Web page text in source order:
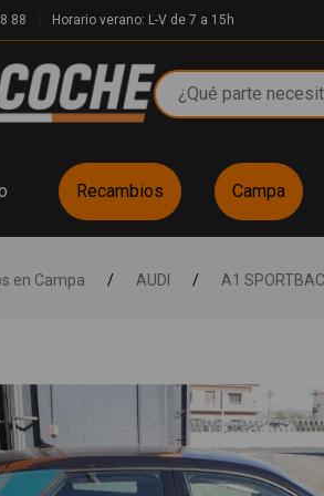
88 Horario verano: L-V de 7 a 15h
Recambios Campa
en Campa / AUDI / A1